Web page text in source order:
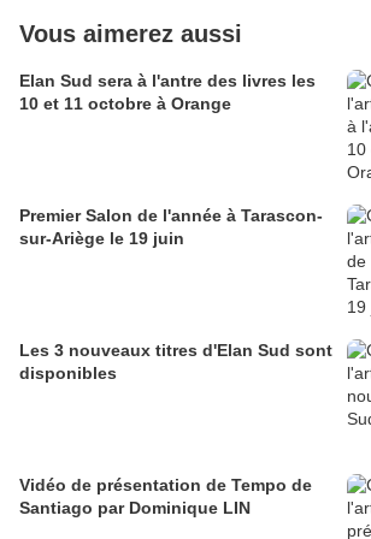
Vous aimerez aussi
Elan Sud sera à l'antre des livres les
10 et 11 octobre à Orange
Premier Salon de l'année à Tarascon-
sur-Ariège le 19 juin
Les 3 nouveaux titres d'Elan Sud sont
disponibles
Vidéo de présentation de Tempo de
Santiago par Dominique LIN